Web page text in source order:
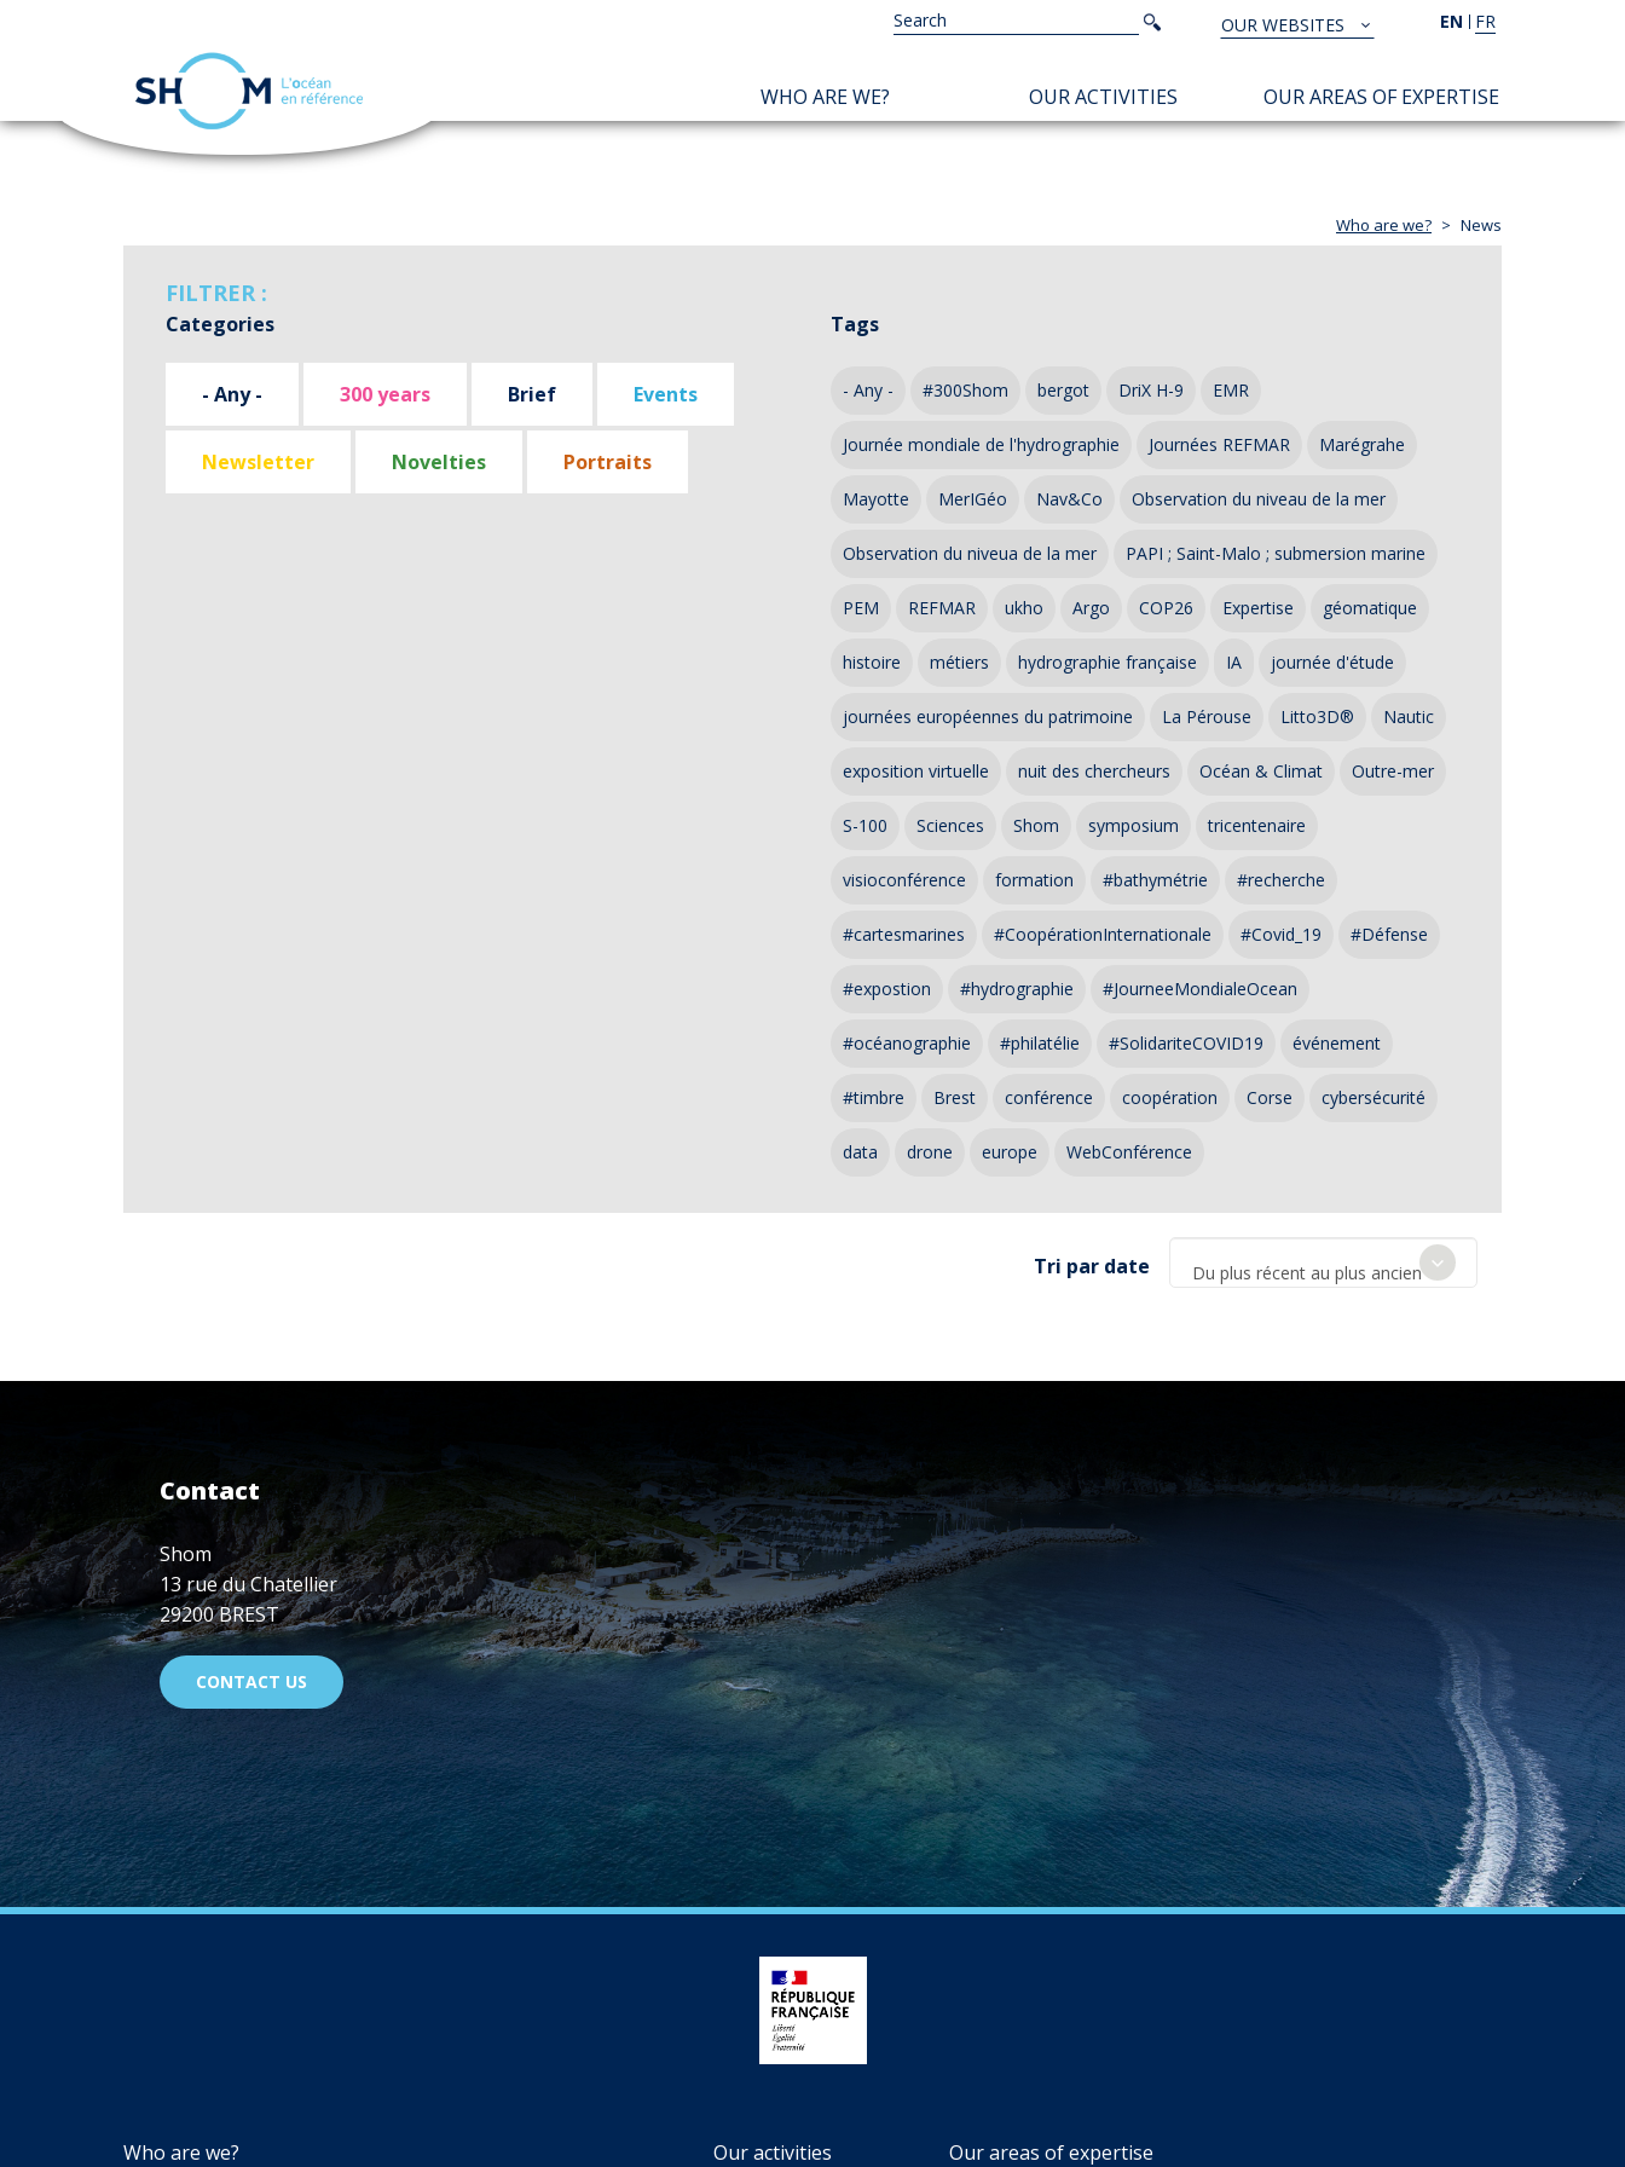
Skip
EN FR
TOUS
NOS
SITES
OUR WEBSITES
Search
Search
NAVIGATION
PRINCIPALE
WHO ARE WE? OUR ACTIVITIES OUR AREAS OF EXPERTISE
Who are we? News
FILTRER :
Categories
- Any - 300 years Brief Events
Newsletter Novelties Portraits
Tags
- Any - #300Shom bergot DriX H-9 EMR
Journée mondiale de l'hydrographie Journées REFMAR Marégrahe
Mayotte MerIGéo Nav&Co Observation du niveau de la mer
Observation du niveua de la mer PAPI ; Saint-Malo ; submersion marine
PEM REFMAR ukho Argo COP26 Expertise géomatique
histoire métiers hydrographie française IA journée d'étude
journées européennes du patrimoine La Pérouse Litto3D® Nautic
exposition virtuelle nuit des chercheurs Océan & Climat Outre-mer
S-100 Sciences Shom symposium tricentenaire
visioconférence formation #bathymétrie #recherche
#cartesmarines #CoopérationInternationale #Covid_19 #Défense
#expostion #hydrographie #JourneeMondialeOcean
#océanographie #philatélie #SolidariteCOVID19 événement
#timbre Brest conférence coopération Corse cybersécurité
data drone europe WebConférence
Tri par date Du plus récent au plus ancien
Contact
Shom
13 rue du Chatellier
29200 BREST
CONTACT US
NAVIGATION
Who are we? Our activities Our areas of expertise